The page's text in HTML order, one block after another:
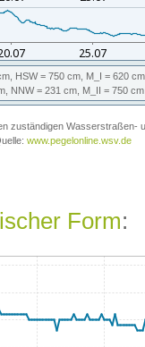
Form: